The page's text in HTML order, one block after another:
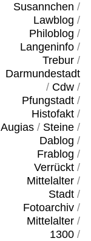
Susannchen /
Lawblog /
Philoblog /
Langeninfo/
Trebur/
Darmundestadt
/ Cdw/
Pfungstadt/
Histofakt/
Augias/ Steine/
Dablog /
Frablog /
Verrückt/
Mittelalter/
Stadt/
Fotoarchiv/
Mittelalter/
1300/